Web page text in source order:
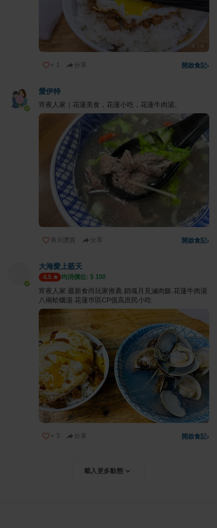
+ 1 分享 開啟食記›
愛伊特
宵夜人家｜花蓮美食，花蓮小吃，花蓮牛肉湯。
表示讚賞 分享 開啟食記›
大海愛上藍天
4.5 均消價位: $ 100
宵夜人家.最新食尚玩家推薦.銷魂月見滷肉飯.花蓮牛肉湯.
八兩蛤蠣湯.花蓮巿區CP值高庶民小吃
+ 3 分享 開啟食記›
載入更多動態